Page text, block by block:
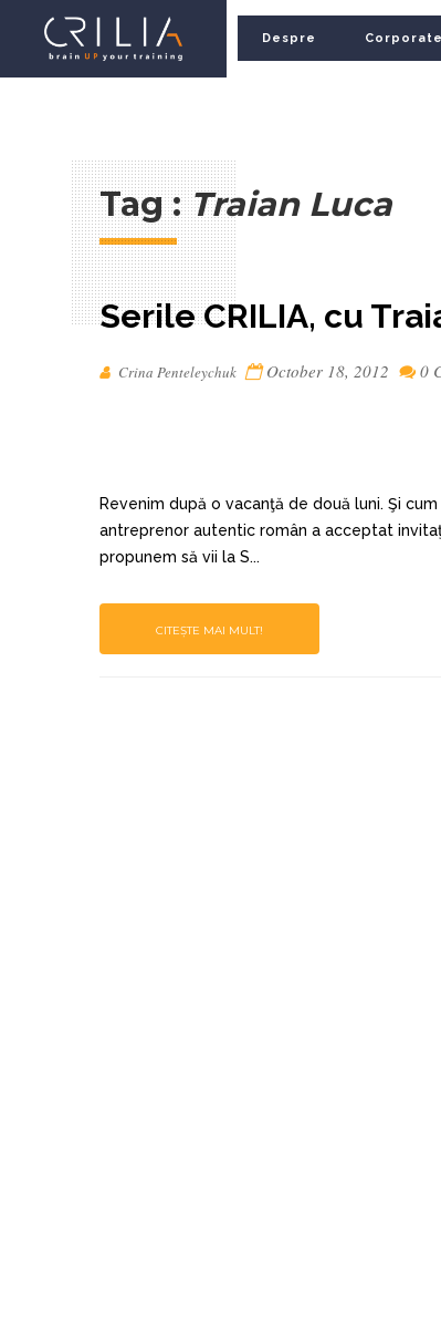
Despre Corporate
Tag :Traian Luca
Serile CRILIA, cu
Crina Penteleychuk October 18, 2012 0
Revenim după o vacanţă de două luni. Şi
antreprenor autentic român a acceptat
propunem să vii la S...
CITEȘTE MAI MULT!